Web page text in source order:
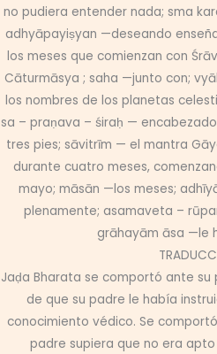
no pudiera entender nada; sma
adhyāpayiṣyan —deseando
los meses que comienzan con
Cāturmāsya ; saha —junto con;
los nombres de los planetas
sa – praṇava – śiraḥ —
tres pies; sāvitrīm — el mantra
durante cuatro meses,
mayo; māsān —los meses;
plenamente; asamaveta –
grāhayām āsa —le
Jaḍa Bharata se comportó ante
de que su padre le había
conocimiento védico. Se
padre supiera que no era